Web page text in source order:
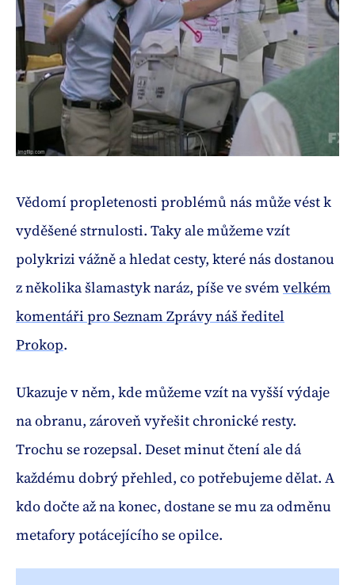
Vědomí propletenosti problémů nás může vést k
vyděšené strnulosti. Taky ale můžeme vzít
polykrizi vážně a hledat cesty, které nás dostanou
z několika šlamastyk naráz, píše ve svém velkém
komentáři pro Seznam Zprávy náš ředitel
Prokop.
Ukazuje v něm, kde můžeme vzít na vyšší výdaje
na obranu, zároveň vyřešit chronické resty.
Trochu se rozepsal. Deset minut čtení ale dá
každému dobrý přehled, co potřebujeme dělat. A
kdo dočte až na konec, dostane se mu za odměnu
metafory potácejícího se opilce.